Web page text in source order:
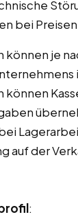
bei
können je
können
auf der
: